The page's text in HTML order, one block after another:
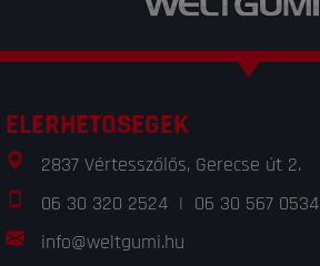
ELÉRHETŐSÉGEK
2837 Vértesszőlős, Gerecse út 2.
06 30 320 2524 | 06 30 567 0534
info@weltgumi.hu